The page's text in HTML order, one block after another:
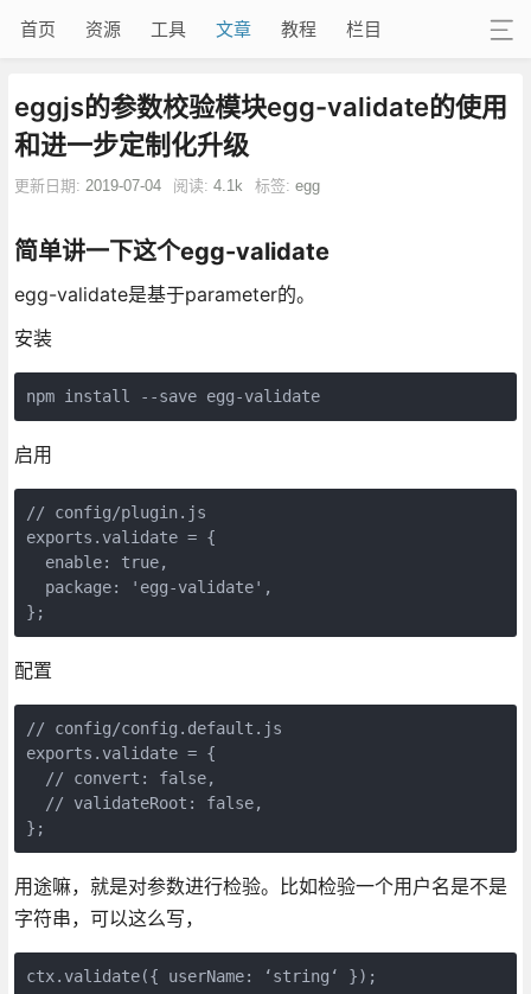
首页 资源 工具 文章 教程 栏目
eggjs的参数校验模块egg-validate的使用
和进一步定制化升级
更新日期: 2019-07-04 阅读: 4.1k 标签: egg
简单讲一下这个egg-validate
egg-validate是基于parameter的。
安装
npm install --save egg-validate
启用
// config/plugin.js
exports.validate = {
  enable: true,
  package: 'egg-validate',
};
配置
// config/config.default.js
exports.validate = {
  // convert: false,
  // validateRoot: false,
};
用途嘛，就是对参数进行检验。比如检验一个用户名是不是
字符串，可以这么写，
ctx.validate({ userName: ‘string‘ });